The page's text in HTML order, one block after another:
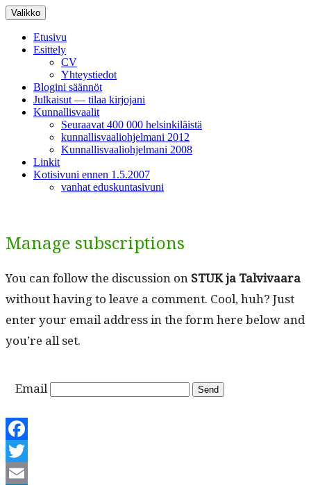
Siirry
sisältöön
Valikko
Etusivu
Esittely
CV
Yhteystiedot
Blogini säännöt
Julkaisut — tilaa kirjojani
Kunnallisvaalit
Seuraavat 400 000 helsinkiläistä
kunnallisvaaliohjelmani 2012
Kunnallisvaaliohjelmani 2008
Linkit
Kotisivuni ennen 1.5.2007
vanhat eduskuntasivuni
Manage subscriptions
You can fol­low the dis­cus­sion on STUK ja Tal­vi­vaara
with­out hav­ing to leave a com­ment. Cool, huh? Just
enter your email address in the form here below and
you’re all set.
Email
Facebook
Twitter